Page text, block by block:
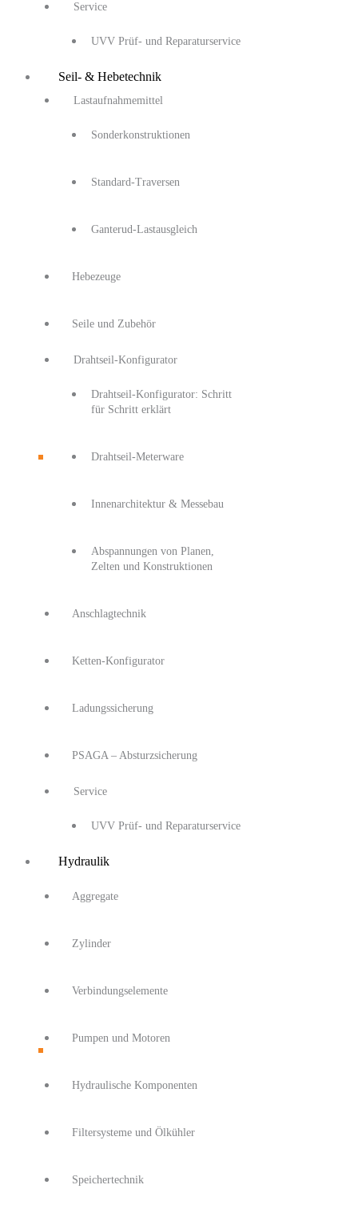
Service
UVV Prüf- und Reparaturservice
Seil- & Hebetechnik
Lastaufnahmemittel
Sonderkonstruktionen
Standard-Traversen
Ganterud-Lastausgleich
Hebezeuge
Seile und Zubehör
Drahtseil-Konfigurator
Drahtseil-Konfigurator: Schritt
für Schritt erklärt
Drahtseil-Meterware
Innenarchitektur & Messebau
Abspannungen von Planen,
Zelten und Konstruktionen
Anschlagtechnik
Ketten-Konfigurator
Ladungssicherung
PSAGA – Absturzsicherung
Service
UVV Prüf- und Reparaturservice
Hydraulik
Aggregate
Zylinder
Verbindungselemente
Pumpen und Motoren
Hydraulische Komponenten
Filtersysteme und Ölkühler
Speichertechnik